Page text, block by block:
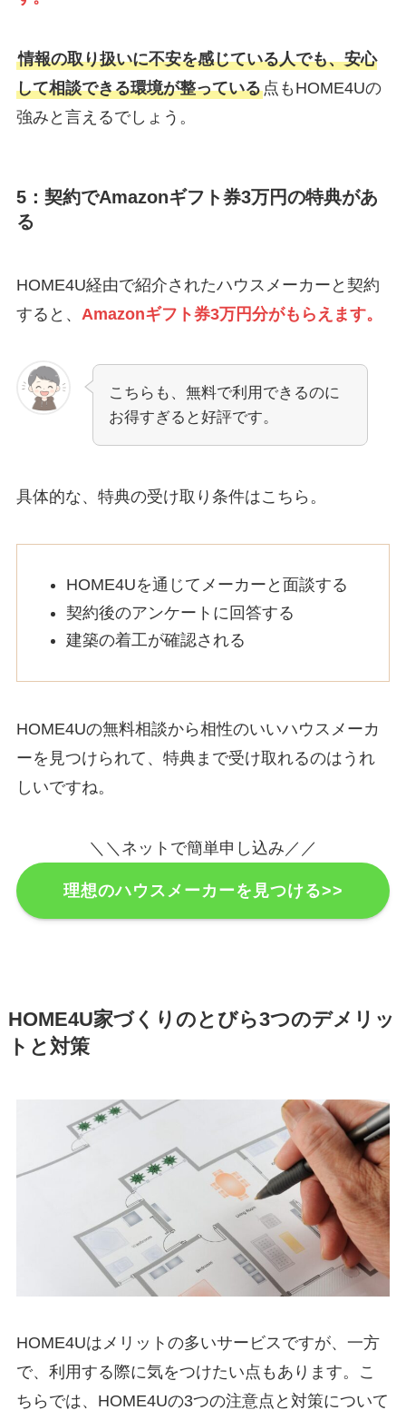
情報の取り扱いに不安を感じている人でも、安心
して相談できる環境が整っている点もHOME4Uの
強みと言えるでしょう。
5：契約でAmazonギフト券3万円の特典があ
る
HOME4U経由で紹介されたハウスメーカーと契約
すると、 Amazonギフト券3万円分がもらえます。
こちらも、無料で利用できるのに
お得すぎると好評です。
具体的な、特典の受け取り条件はこちら。
HOME4Uを通じてメーカーと面談する
契約後のアンケートに回答する
建築の着工が確認される
HOME4Uの無料相談から相性のいいハウスメーカ
ーを見つけられて、特典まで受け取れるのはうれ
しいですね。
＼＼ネットで簡単申し込み／／
理想のハウスメーカーを見つける>>
HOME4U家づくりのとびら3つのデメリッ
トと対策
HOME4Uはメリットの多いサービスですが、一方
で、利用する際に気をつけたい点もあります。こ
ちらでは、HOME4Uの3つの注意点と対策について